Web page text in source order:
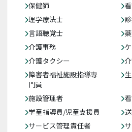
保健師
理学療法士
言語聴覚士
介護事務
介護タクシー
障害者福祉施設指導専
門員
施設管理者
学童指導員/児童支援員
サービス管理責任者